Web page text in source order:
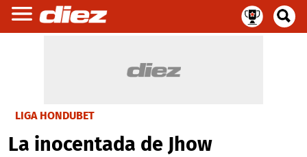
LIGA HONDUBET
La inocentada de Jhow